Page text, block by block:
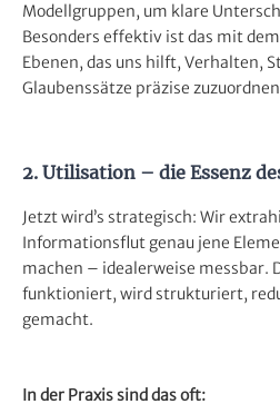
Modellgruppen, um klare
Besonders effektiv ist das mit
Ebenen, das uns hilft, Verhalten,
Glaubenssätze präzise
2. Utilisation – die Essenz
Jetzt wird’s strategisch: Wir
Informationsflut genau jene
machen – idealerweise messbar.
funktioniert, wird strukturiert,
gemacht.
In der Praxis sind das oft: